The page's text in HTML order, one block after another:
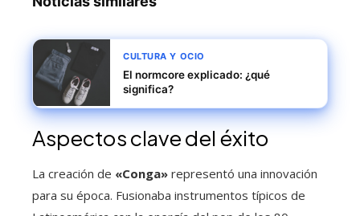
CULTURA Y OCIO
El normcore explicado: ¿qué
significa?
Aspectos clave del éxito
La creación de «Conga» representó una innovación
para su época. Fusionaba instrumentos típicos de